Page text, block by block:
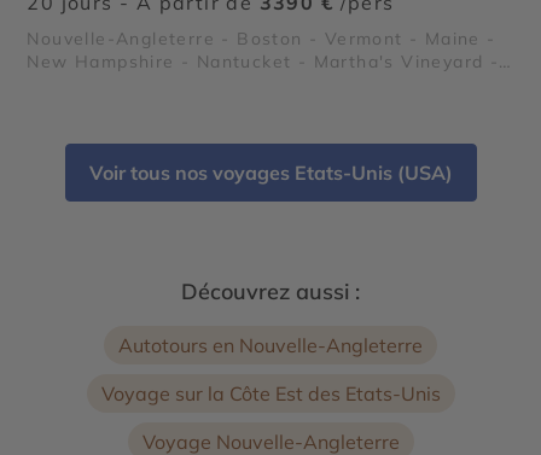
Nouvelle-Angleterre - Boston - Vermont - Maine -
New Hampshire - Nantucket - Martha's Vineyard -
Voir tous nos voyages Etats-Unis (USA)
Découvrez aussi :
Autotours en Nouvelle-Angleterre
Voyage sur la Côte Est des Etats-Unis
Voyage Nouvelle-Angleterre